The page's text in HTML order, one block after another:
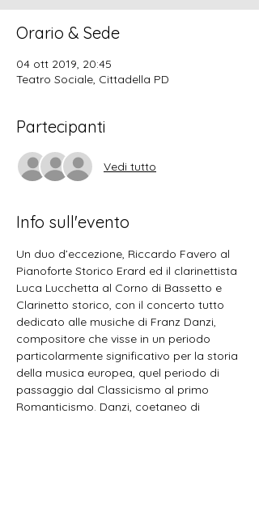
Orario & Sede
04 ott 2019, 20:45
Teatro Sociale, Cittadella PD
Partecipanti
Vedi tutto
Info sull'evento
Un duo d’eccezione, Riccardo Favero al
Pianoforte Storico Erard ed il clarinettista
Luca Lucchetta al Corno di Bassetto e
Clarinetto storico, con il concerto tutto
dedicato alle musiche di Franz Danzi,
compositore che visse in un periodo
particolarmente significativo per la storia
della musica europea, quel periodo di
passaggio dal Classicismo al primo
Romanticismo. Danzi, coetaneo di